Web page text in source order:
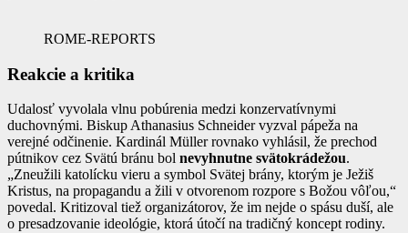
ROME-REPORTS
Reakcie a kritika
Udalosť vyvolala vlnu pobúrenia medzi konzervatívnymi
duchovnými. Biskup Athanasius Schneider vyzval pápeža na
verejné odčinenie. Kardinál Müller rovnako vyhlásil, že prechod
pútnikov cez Svätú bránu bol nevyhnutne svätokrádežou.
„Zneužili katolícku vieru a symbol Svätej brány, ktorým je Ježiš
Kristus, na propagandu a žili v otvorenom rozpore s Božou vôľou,“
povedal. Kritizoval tiež organizátorov, že im nejde o spásu duší, ale
o presadzovanie ideológie, ktorá útočí na tradičný koncept rodiny.